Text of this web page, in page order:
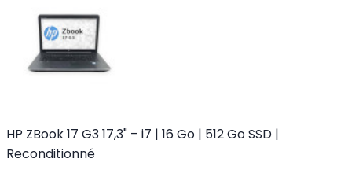
HP ZBook 17 G3 17,3" – i7 | 16 Go | 512 Go SSD |
Reconditionné